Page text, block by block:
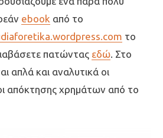
ebook από το
το
πατώντας εδώ. Στο
απλά και αναλυτικά οι
απόκτησης χρημάτων από το